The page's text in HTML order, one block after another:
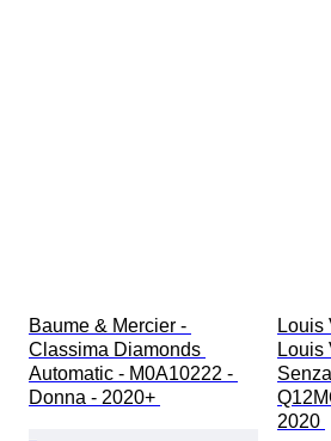
Baume & Mercier -
Classima Diamonds
Automatic - M0A10222 -
Donna - 2020+
Louis
Louis
2020